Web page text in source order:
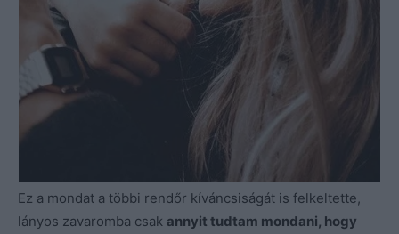
Ez a mondat a többi rendőr kíváncsiságát is felkeltette,
lányos zavaromba csak annyit tudtam mondani, hogy